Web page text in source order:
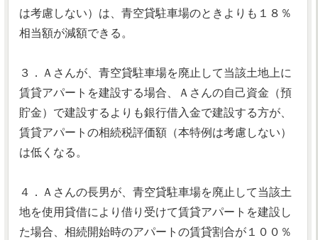
は考慮しない）は、青空貸駐車場のときよりも１８％
相当額が減額できる。
３．Ａさんが、青空貸駐車場を廃止して当該土地上に
賃貸アパートを建設する場合、Ａさんの自己資金（預
貯金）で建設するよりも銀行借入金で建設する方が、
賃貸アパートの相続税評価額（本特例は考慮しない）
は低くなる。
４．Ａさんの長男が、青空貸駐車場を廃止して当該土
地を使用貸借により借り受けて賃貸アパートを建設し
た場合、相続開始時のアパートの賃貸割合が１００％